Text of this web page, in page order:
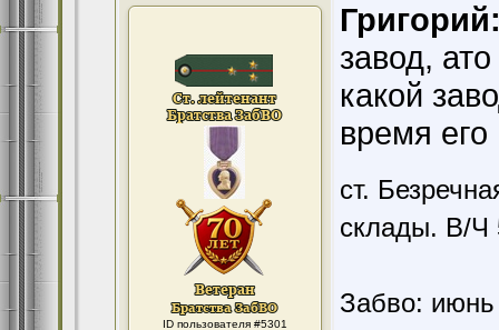
ID пользователя #5301
завод,
какой
время
ст.
склады. В/Ч
Забво: